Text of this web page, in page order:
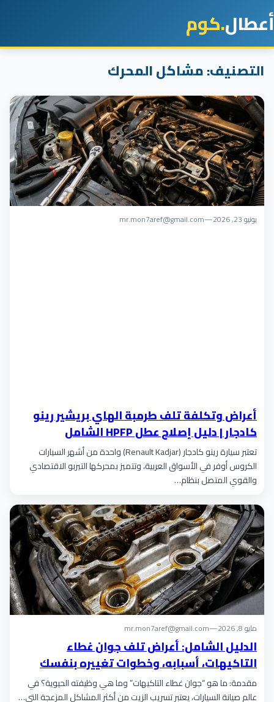
أعطال.كوم
التصنيف:مشاكل المحرك
يونيو 23, 2026 —
mr.mon7aref@gmail.com
أعراض وتكلفة تلف طرمبة الهاي بريشير رينو
كادجار | دليل إصلاح عطل HPFP الشامل
تعتبر سيارة رينو كادجار (Renault Kadjar) واحدة من أشهر السيارات
الكروس أوفر في الأسواق العربية، وتتميز بمحركها التيربو الاقتصادي
والقوي المتصل بنظام…
مايو 8, 2026 —
mr.mon7aref@gmail.com
الدليل الشامل: أعراض تلف جوان غطاء
التاكيهات، أسبابه، وخطوات تغييره بنفسك
مقدمة: ما هو “جوان غطاء التاكيهات” وما هي وظيفته الحيوية؟ في
عالم صيانة السيارات، يعتبر تسريب الزيت من أكثر المشاكل المزعجة التي…